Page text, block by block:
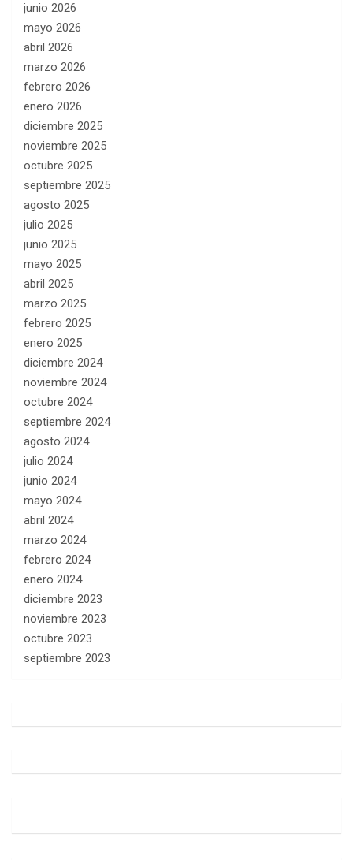
junio 2026
mayo 2026
abril 2026
marzo 2026
febrero 2026
enero 2026
diciembre 2025
noviembre 2025
octubre 2025
septiembre 2025
agosto 2025
julio 2025
junio 2025
mayo 2025
abril 2025
marzo 2025
febrero 2025
enero 2025
diciembre 2024
noviembre 2024
octubre 2024
septiembre 2024
agosto 2024
julio 2024
junio 2024
mayo 2024
abril 2024
marzo 2024
febrero 2024
enero 2024
diciembre 2023
noviembre 2023
octubre 2023
septiembre 2023